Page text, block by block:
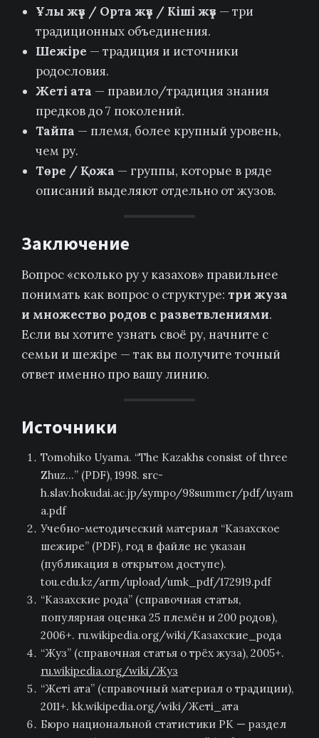
Ұлы жүз / Орта жүз / Кіші жүз — три
традиционных объединения.
Шежіре — традиция и источники
родословия.
Жеті ата — правило/традиция знания
предков до 7 поколений.
Тайпа — племя, более крупный уровень,
чем ру.
Төре / Қожа — группы, которые в ряде
описаний выделяют отдельно от жузов.
Заключение
Вопрос «сколько ру у казахов» правильнее
понимать как вопрос о структуре: три жуза
и множество родов с разветвлениями.
Если вы хотите узнать своё ру, начните с
семьи и шежіре — так вы получите точный
ответ именно про вашу линию.
Источники
Tomohiko Uyama. “The Kazakhs consist of three
Zhuz…” (PDF), 1998. src-
h.slav.hokudai.ac.jp/sympo/98summer/pdf/uyam
a.pdf
Учебно-методический материал “Казахское
шежире” (PDF), год в файле не указан
(публикация в открытом доступе).
tou.edu.kz/arm/upload/umk_pdf/172919.pdf
“Казахские рода” (справочная статья,
популярная оценка 25 племён и 200 родов),
2006+. ru.wikipedia.org/wiki/Казахские_рода
“Жуз” (справочная статья о трёх жуза), 2005+.
ru.wikipedia.org/wiki/Жуз
“Жеті ата” (справочный материал о традиции),
2011+. kk.wikipedia.org/wiki/Жеті_ата
Бюро национальной статистики РК — раздел